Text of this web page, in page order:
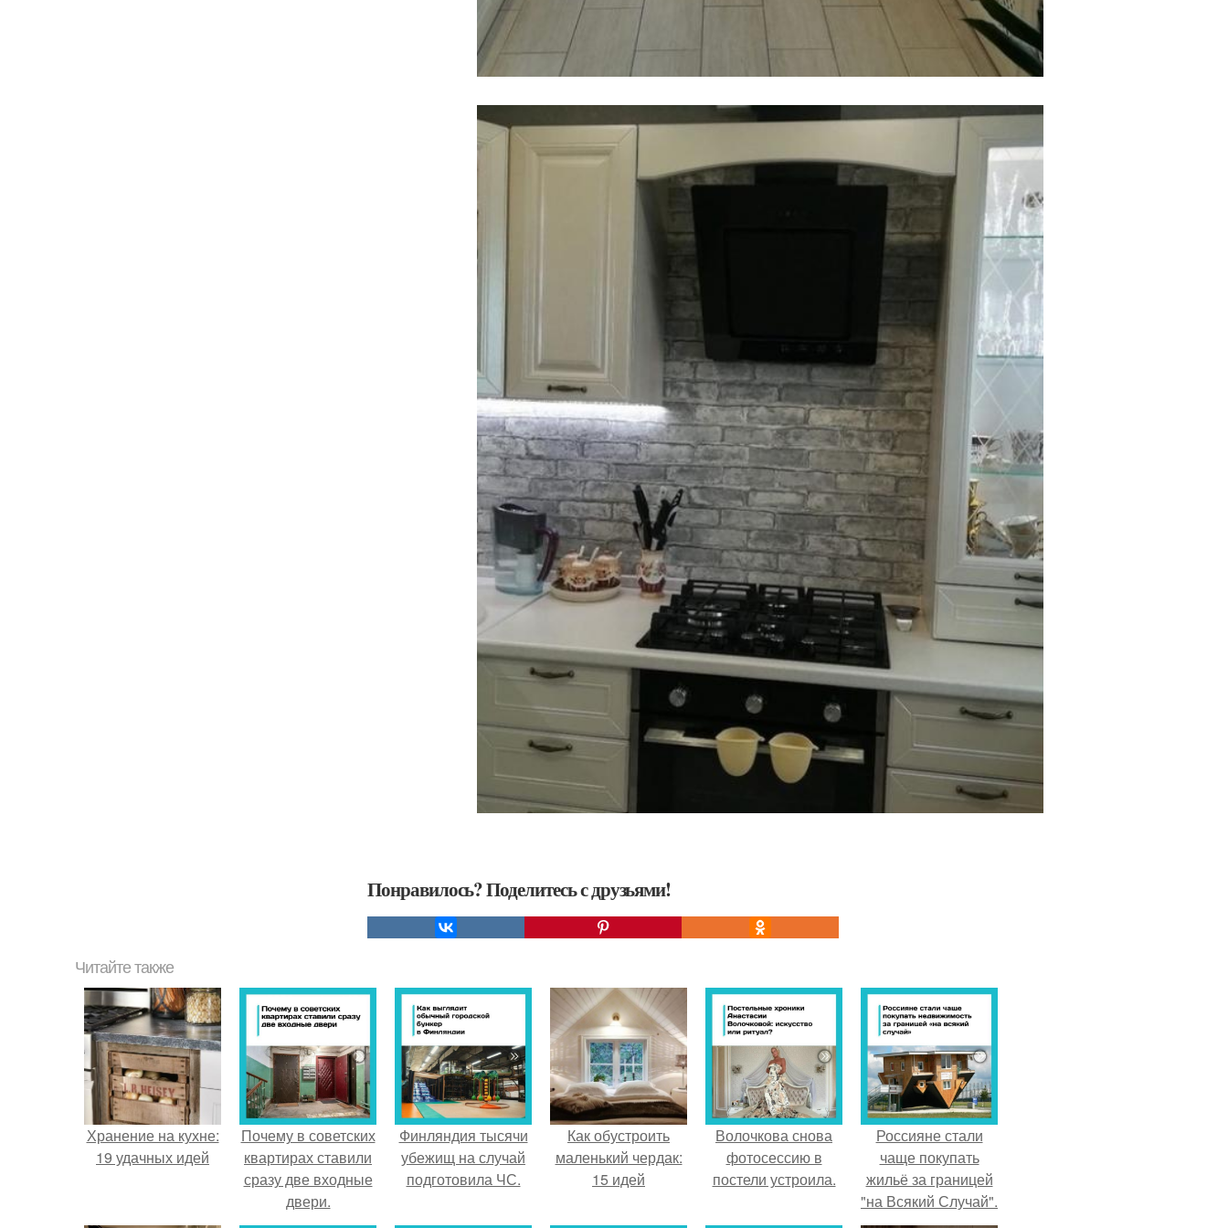
Понравилось? Поделитесь с друзьями!
Читайте также
Хранение на кухне:
19 удачных идей
Почему в советских
квартирах ставили
сразу две входные
двери.
Финляндия тысячи
убежищ на случай
подготовила ЧС.
Как обустроить
маленький чердак:
15 идей
Волочкова снова
фотосессию в
постели устроила.
Россияне стали
чаще покупать
жильё за границей
"на Всякий Случай".